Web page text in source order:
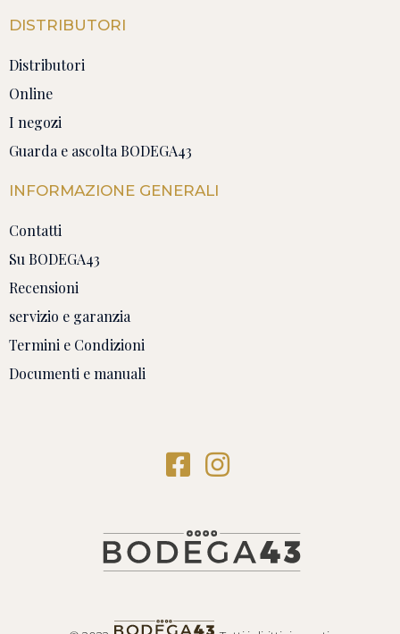
DISTRIBUTORI
Distributori
Online
I negozi
Guarda e ascolta BODEGA43
INFORMAZIONE GENERALI
Contatti
Su BODEGA43
Recensioni
servizio e garanzia
Termini e Condizioni
Documenti e manuali